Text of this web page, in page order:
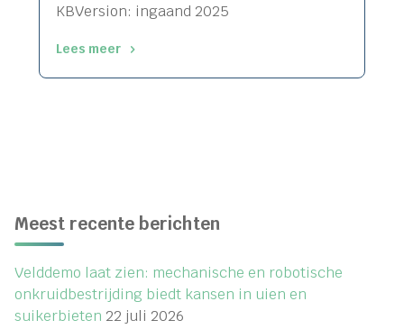
KBVersion: ingaand 2025
Lees meer
Meest recente berichten
Velddemo laat zien: mechanische en robotische
onkruidbestrijding biedt kansen in uien en
suikerbieten 22 juli 2026